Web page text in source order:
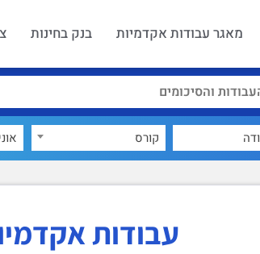
מאגר עבודות אקדמיות בנק בחינות
קורס
עבודות